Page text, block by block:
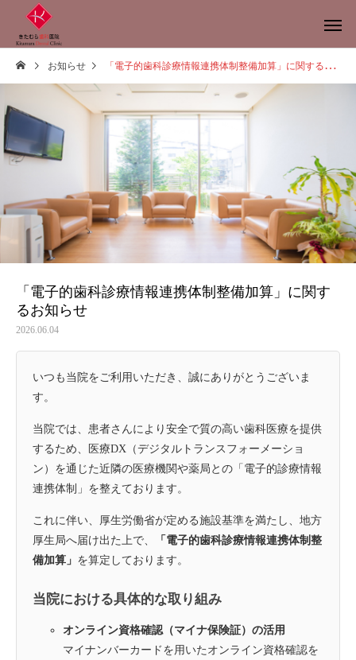
お知らせ 「電子的歯科診療情報連携体制整備加算」に関するお知らせ
「電子的歯科診療情報連携体制整備加算」に関す
るお知らせ
2026.06.04
いつも当院をご利用いただき、誠にありがとうございま
す。
当院では、患者さんにより安全で質の高い歯科医療を提供
するため、医療DX（デジタルトランスフォーメーショ
ン）を通じた近隣の医療機関や薬局との「電子的診療情報
連携体制」を整えております。
これに伴い、厚生労働省が定める施設基準を満たし、地方
厚生局へ届け出た上で、
「電子的歯科診療情報連携体制整
備加算」 を算定しております。
当院における具体的な取り組み
オンライン資格確認（マイナ保険証）の活用
マイナンバーカードを用いたオンライン資格確認を